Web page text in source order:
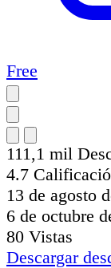
Free
111,1 mil
4.7
13 de agosto
6 de octubre
80 Vistas
Descargar